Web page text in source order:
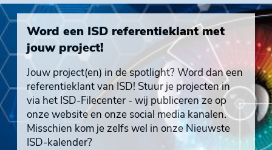
Word een ISD referentieklant met
jouw project!
Jouw project(en) in de spotlight? Word dan een
referentieklant van ISD! Stuur je projecten in
via het ISD-Filecenter - wij publiceren ze op
onze website en onze social media kanalen.
Misschien kom je zelfs wel in onze Nieuwste
ISD-kalender?